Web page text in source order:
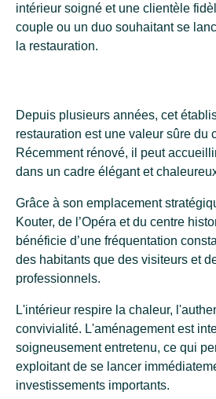
intérieur soigné et une clientèle
couple ou un duo souhaitant se
la restauration.
Depuis plusieurs années, cet
restauration est une valeur sûre du
Récemment rénové, il peut
dans un cadre élégant et
Grâce à son emplacement
Kouter, de l’Opéra et du centre
bénéficie d’une fréquentation
des habitants que des visiteurs et
professionnels.
L'intérieur respire la chaleur,
convivialité. L'aménagement est
soigneusement entretenu, ce qui
exploitant de se lancer
investissements importants.